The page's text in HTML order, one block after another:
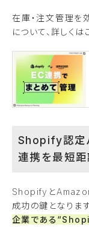
在庫・注文管理
について、詳しくは
Shopify認定
連携を最短
Shopifyと
成功の鍵となりま
企業である